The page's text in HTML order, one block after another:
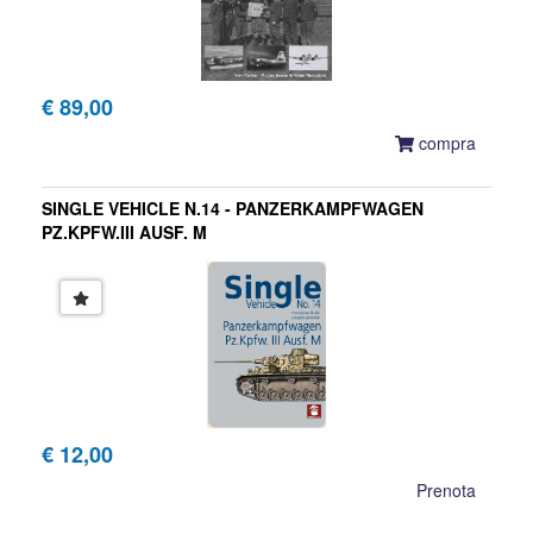
€ 89,00
compra
SINGLE VEHICLE N.14 - PANZERKAMPFWAGEN
PZ.KPFW.III AUSF. M
€ 12,00
Prenota